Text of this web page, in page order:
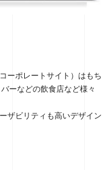
ーポレートサイト）はもち
ーなどの飲食店など様々
ザビリティも高いデザイン